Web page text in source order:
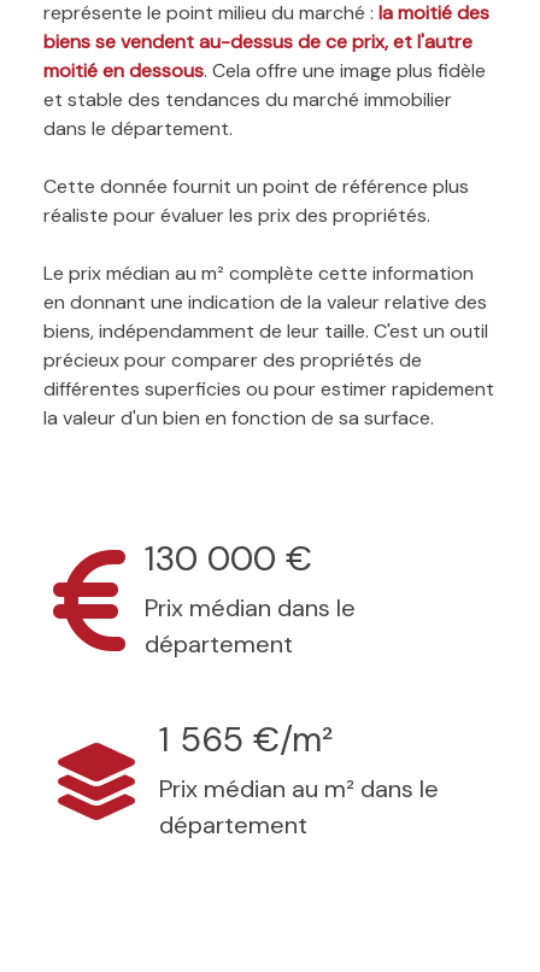
représente le point milieu du marché : la moitié des
biens se vendent au-dessus de ce prix, et l'autre
moitié en dessous. Cela offre une image plus fidèle
et stable des tendances du marché immobilier
dans le département.
Cette donnée fournit un point de référence plus
réaliste pour évaluer les prix des propriétés.
Le prix médian au m² complète cette information
en donnant une indication de la valeur relative des
biens, indépendamment de leur taille. C'est un outil
précieux pour comparer des propriétés de
différentes superficies ou pour estimer rapidement
la valeur d'un bien en fonction de sa surface.
130 000 €
Prix médian dans le
département
1 565 €/m²
Prix médian au m² dans le
département